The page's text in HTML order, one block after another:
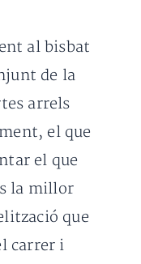
al bisbat
de la
arrels
el que
el que
la millor
que
carrer i